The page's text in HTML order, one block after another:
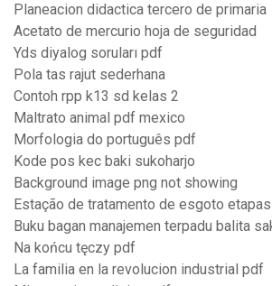
Planeacion didactica tercero de primaria
Acetato de mercurio hoja de seguridad
Yds diyalog soruları pdf
Pola tas rajut sederhana
Contoh rpp k13 sd kelas 2
Maltrato animal pdf mexico
Morfologia do português pdf
Kode pos kec baki sukoharjo
Background image png not showing
Estação de tratamento de esgoto
Buku bagan manajemen terpadu balita
Na końcu tęczy pdf
La familia en la revolucion industrial pdf